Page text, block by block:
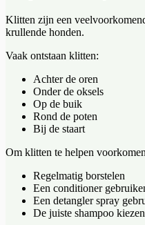
Klitten zijn een
krullende honden.
Vaak ontstaan klitten:
Achter de oren
Onder de oksels
Op de buik
Rond de poten
Bij de staart
Om klitten te helpen
Regelmatig borstelen
Een conditioner
Een detangler spray
De juiste shampoo kiezen